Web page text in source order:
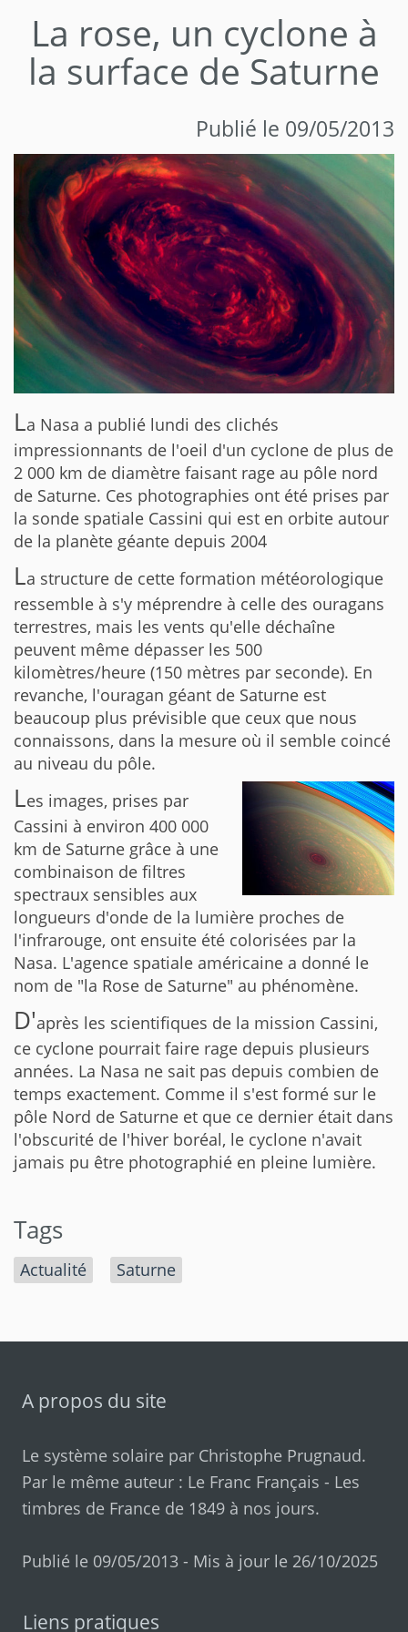
La rose, un cyclone à
la surface de Saturne
Publié le 09/05/2013
La Nasa a publié lundi des clichés
impressionnants de l'oeil d'un cyclone de plus de
2 000 km de diamètre faisant rage au pôle nord
de Saturne. Ces photographies ont été prises par
la sonde spatiale Cassini qui est en orbite autour
de la planète géante depuis 2004
La structure de cette formation météorologique
ressemble à s'y méprendre à celle des ouragans
terrestres, mais les vents qu'elle déchaîne
peuvent même dépasser les 500
kilomètres/heure (150 mètres par seconde). En
revanche, l'ouragan géant de Saturne est
beaucoup plus prévisible que ceux que nous
connaissons, dans la mesure où il semble coincé
au niveau du pôle.
Les images, prises par
Cassini à environ 400 000
km de Saturne grâce à une
combinaison de filtres
spectraux sensibles aux
longueurs d'onde de la lumière proches de
l'infrarouge, ont ensuite été colorisées par la
Nasa. L'agence spatiale américaine a donné le
nom de "la Rose de Saturne" au phénomène.
D'après les scientifiques de la mission Cassini,
ce cyclone pourrait faire rage depuis plusieurs
années. La Nasa ne sait pas depuis combien de
temps exactement. Comme il s'est formé sur le
pôle Nord de Saturne et que ce dernier était dans
l'obscurité de l'hiver boréal, le cyclone n'avait
jamais pu être photographié en pleine lumière.
Tags
Actualité Saturne
A propos du site
Le système solaire par Christophe Prugnaud.
Par le même auteur : Le Franc Français - Les
timbres de France de 1849 à nos jours.
Publié le 09/05/2013 - Mis à jour le 26/10/2025
Liens pratiques